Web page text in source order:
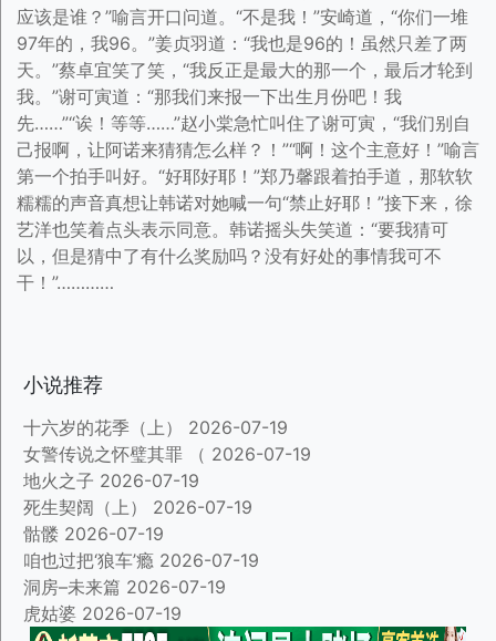
应该是谁？”喻言开口问道。“不是我！”安崎道，“你们一堆
97年的，我96。”姜贞羽道：“我也是96的！虽然只差了两
天。”蔡卓宜笑了笑，“我反正是最大的那一个，最后才轮到
我。”谢可寅道：“那我们来报一下出生月份吧！我
先……”“诶！等等……”赵小棠急忙叫住了谢可寅，“我们别自
己报啊，让阿诺来猜猜怎么样？！”“啊！这个主意好！”喻言
第一个拍手叫好。“好耶好耶！”郑乃馨跟着拍手道，那软软
糯糯的声音真想让韩诺对她喊一句“禁止好耶！”接下来，徐
艺洋也笑着点头表示同意。韩诺摇头失笑道：“要我猜可
以，但是猜中了有什么奖励吗？没有好处的事情我可不
干！”…………
小说推荐
十六岁的花季（上）
2026-07-19
女警传说之怀璧其罪 （ 2026-07-19
地火之子 2026-07-19
死生契阔（上）
2026-07-19
骷髅 2026-07-19
咱也过把‘狼车’瘾 2026-07-19
洞房–未来篇 2026-07-19
虎姑婆 2026-07-19